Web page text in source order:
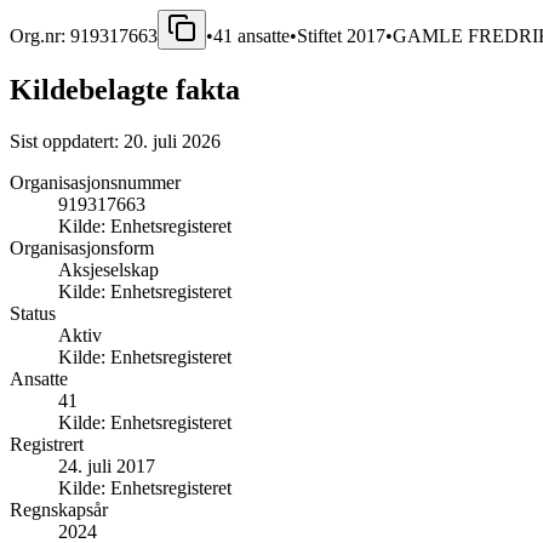
Org.nr: 919317663 •41 ansatte•Stiftet 2017•GAMLE
Kildebelagte fakta
Sist oppdatert: 20. juli 2026
Organisasjonsnummer
919317663
Kilde: Enhetsregisteret
Organisasjonsform
Aksjeselskap
Kilde: Enhetsregisteret
Status
Aktiv
Kilde: Enhetsregisteret
Ansatte
41
Kilde: Enhetsregisteret
Registrert
24. juli 2017
Kilde: Enhetsregisteret
Regnskapsår
2024